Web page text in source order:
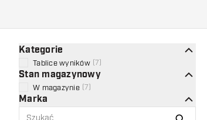
Kategorie
Tablice wyników 7
Stan magazynowy
W magazynie 7
Marka